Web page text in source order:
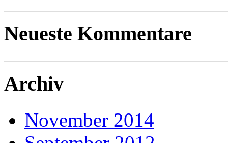
Neueste Kommentare
Archiv
November 2014